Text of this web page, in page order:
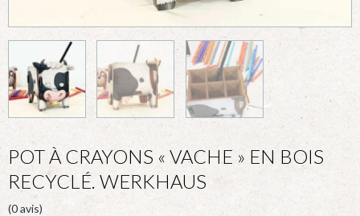
POT À CRAYONS « VACHE » EN BOIS
RECYCLÉ. WERKHAUS
(0 avis)